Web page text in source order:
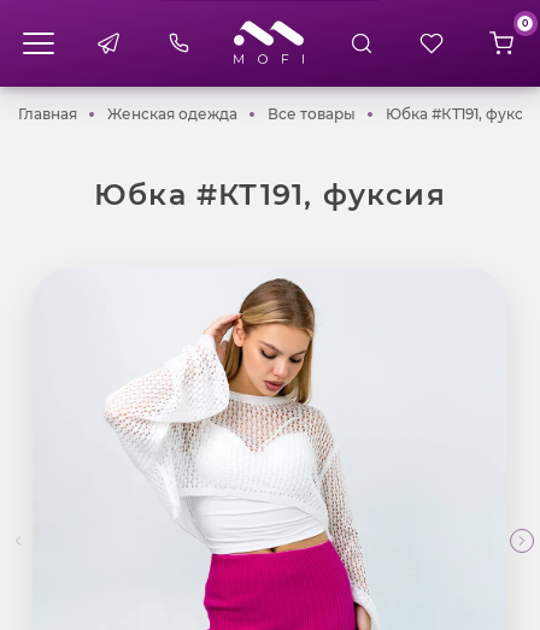
0
ГлавнаяГлавнаяЖенская одежда Женская одежда
Все товары Все товары
Юбка #КТ191, фуксия
Юбка #КТ191, фуксия